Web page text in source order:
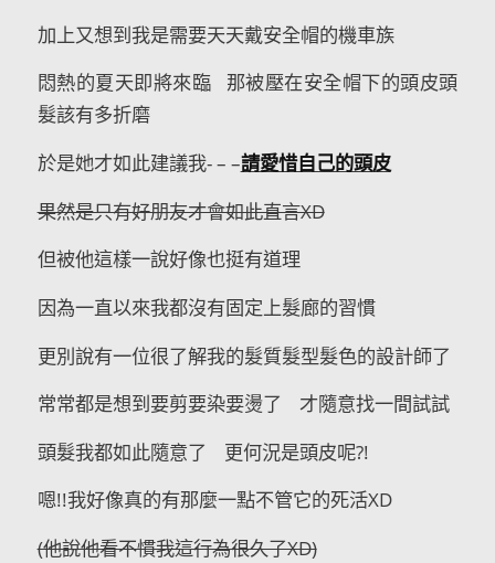
加上又想到我是需要天天戴安全帽的機車族
悶熱的夏天即將來臨 那被壓在安全帽下的頭皮頭
髮該有多折磨
於是她才如此建議我- – –請愛惜自己的頭皮
果然是只有好朋友才會如此直言XD
但被他這樣一說好像也挺有道理
因為一直以來我都沒有固定上髮廊的習慣
更別說有一位很了解我的髮質髮型髮色的設計師了
常常都是想到要剪要染要燙了 才隨意找一間試試
頭髮我都如此隨意了 更何況是頭皮呢?!
嗯!!我好像真的有那麼一點不管它的死活XD
(他說他看不慣我這行為很久了XD)